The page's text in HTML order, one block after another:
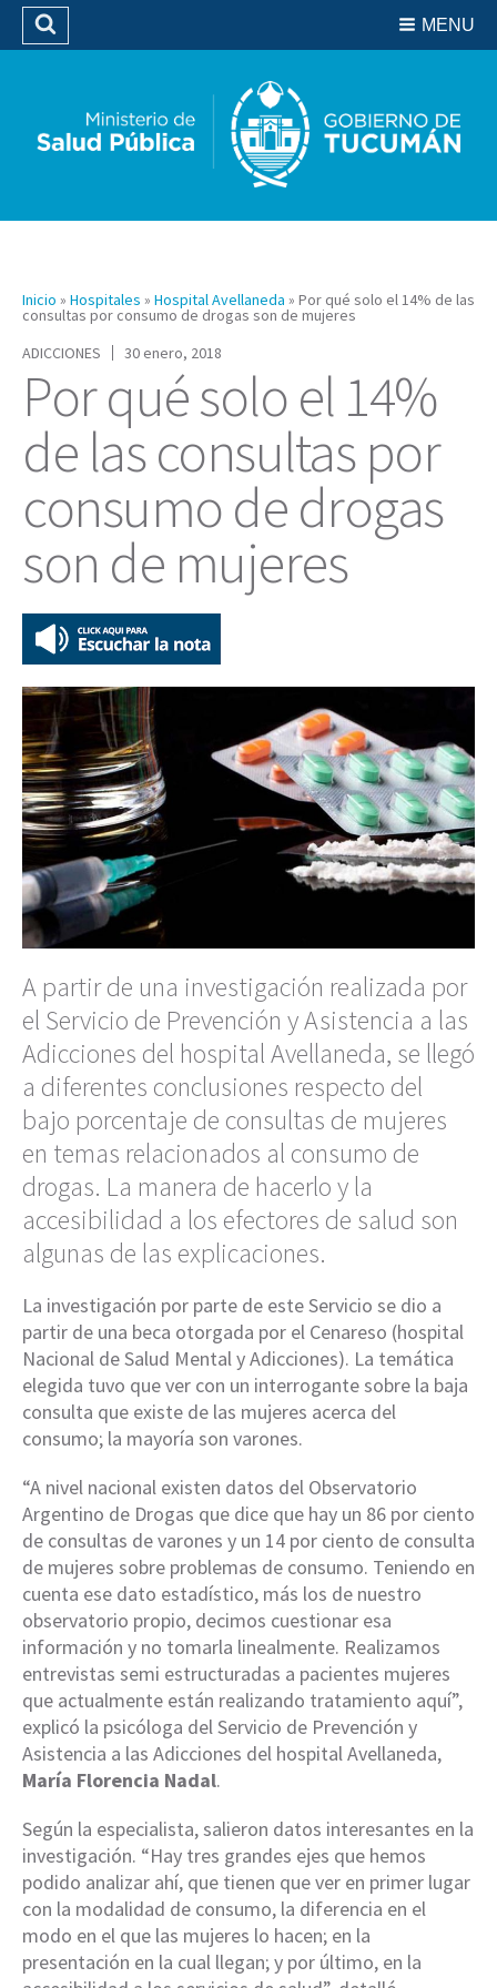
Biblioteca
MENU
Buscar
Inicio » Hospitales » Hospital Avellaneda » Por qué solo el 14% de las
consultas por consumo de drogas son de mujeres
ADICCIONES
30 enero, 2018
Por qué solo el 14%
de las consultas por
consumo de drogas
son de mujeres
A partir de una investigación realizada por
el Servicio de Prevención y Asistencia a las
Adicciones del hospital Avellaneda, se llegó
a diferentes conclusiones respecto del
bajo porcentaje de consultas de mujeres
en temas relacionados al consumo de
drogas. La manera de hacerlo y la
accesibilidad a los efectores de salud son
algunas de las explicaciones.
La investigación por parte de este Servicio se dio a
partir de una beca otorgada por el Cenareso (hospital
Nacional de Salud Mental y Adicciones). La temática
elegida tuvo que ver con un interrogante sobre la baja
consulta que existe de las mujeres acerca del
consumo; la mayoría son varones.
“A nivel nacional existen datos del Observatorio
Argentino de Drogas que dice que hay un 86 por ciento
de consultas de varones y un 14 por ciento de consulta
de mujeres sobre problemas de consumo. Teniendo en
cuenta ese dato estadístico, más los de nuestro
observatorio propio, decimos cuestionar esa
información y no tomarla linealmente. Realizamos
entrevistas semi estructuradas a pacientes mujeres
que actualmente están realizando tratamiento aquí”,
explicó la psicóloga del Servicio de Prevención y
Asistencia a las Adicciones del hospital Avellaneda,
María Florencia Nadal.
Según la especialista, salieron datos interesantes en la
investigación. “Hay tres grandes ejes que hemos
podido analizar ahí, que tienen que ver en primer lugar
con la modalidad de consumo, la diferencia en el
modo en el que las mujeres lo hacen; en la
presentación en la cual llegan; y por último, en la